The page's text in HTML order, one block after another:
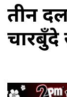
तीन